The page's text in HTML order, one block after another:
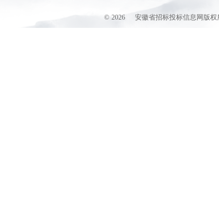
© 2026 安徽省招标投标信息网版